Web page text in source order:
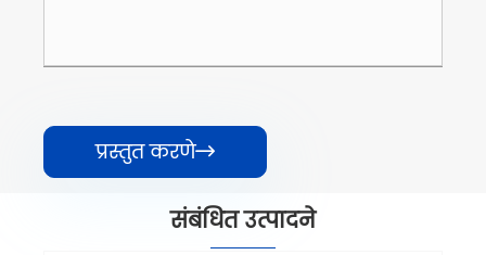
प्रस्तुत करणे
संबंधित उत्पादने